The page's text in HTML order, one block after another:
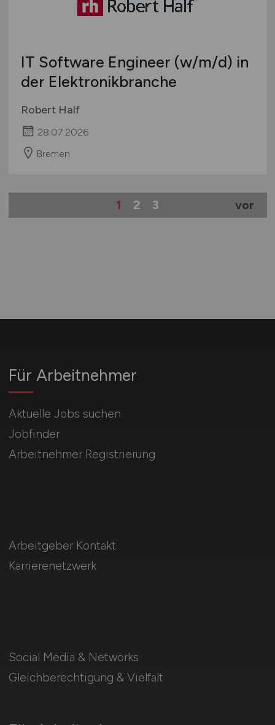
IT Software Engineer (w/m/d) in
der Elektronikbranche
Robert Half
28.07.2026
Bremen
1 2 3 vor
Für Arbeitnehmer
Aktuelle Jobs suchen
Jobfinder
Arbeitnehmer Registrierung
Social Media & Networks
Gleichberechtigung & Vielfalt
Arbeitgeber Kontakt
Karrierenetzwerk